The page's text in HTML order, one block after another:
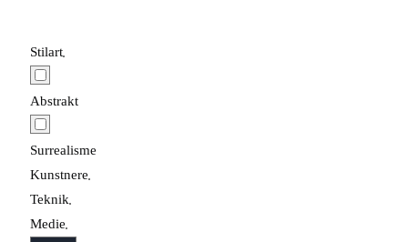
Stilart
Abstrakt
Surrealisme
Kunstnere
Teknik
Medie